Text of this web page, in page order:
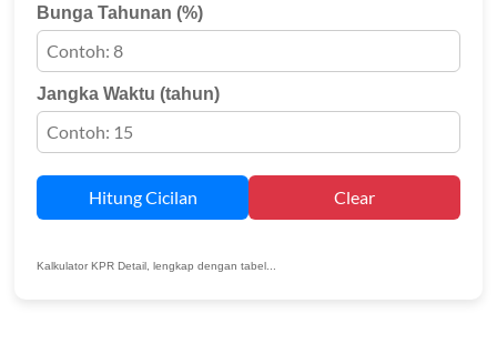
Bunga Tahunan (%)
Jangka Waktu (tahun)
Hitung Cicilan Clear
Kalkulator KPR Detail, lengkap dengan tabel...